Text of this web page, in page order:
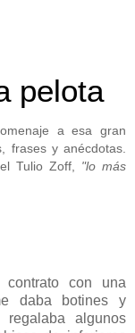
pelota
a esa gran
frases y anécdotas.
Tulio Zoff, "lo más
con una
daba botines y
regalaba algunos